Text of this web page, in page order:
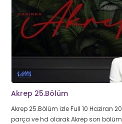
Akrep 25.Bölüm
Akrep 25.Bölüm izle Full 10 Haziran
parça ve hd olarak Akrep son